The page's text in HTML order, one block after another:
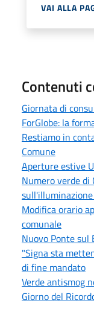
VAI ALLA
Contenuti
Giornata di
ForGlobe: la
Restiamo in
Comune
Aperture estive
Numero verde di
Modifica orario
comunale
Nuovo Ponte sul
"Signa sta
di fine mandato
Verde antismog
Giorno del